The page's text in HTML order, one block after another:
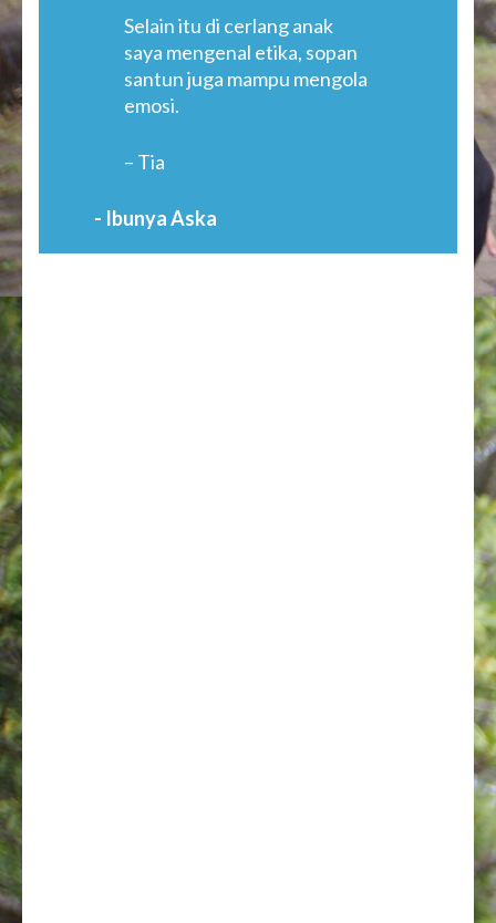
Selain itu di cerlang anak
saya mengenal etika, sopan
santun juga mampu mengola
emosi.
– Tia
- Ibunya Aska